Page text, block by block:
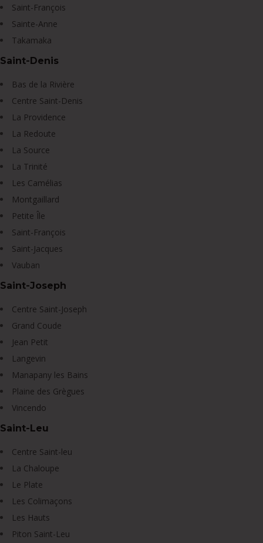
Saint-François
Sainte-Anne
Takamaka
Saint-Denis
Bas de la Rivière
Centre Saint-Denis
La Providence
La Redoute
La Source
La Trinité
Les Camélias
Montgaillard
Petite Île
Saint-François
Saint-Jacques
Vauban
Saint-Joseph
Centre Saint-Joseph
Grand Coude
Jean Petit
Langevin
Manapany les Bains
Plaine des Grègues
Vincendo
Saint-Leu
Centre Saint-leu
La Chaloupe
Le Plate
Les Colimaçons
Les Hauts
Piton Saint-Leu